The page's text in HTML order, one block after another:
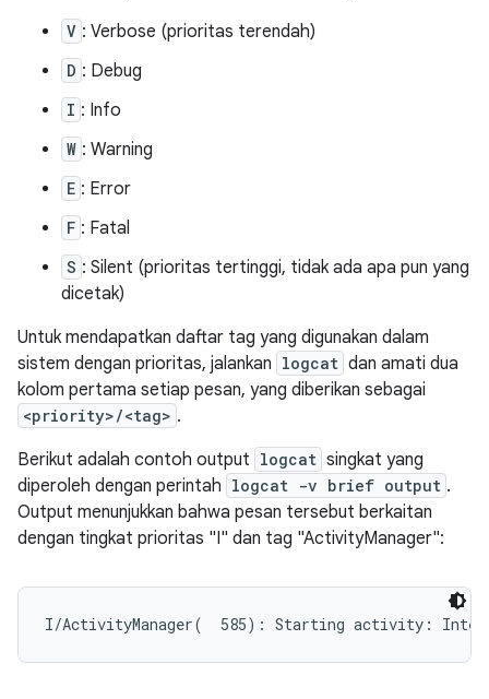
V : Verbose (prioritas terendah)
D : Debug
I : Info
W : Warning
E : Error
F : Fatal
S : Silent (prioritas tertinggi, tidak ada apa pun yang
dicetak)
Untuk mendapatkan daftar tag yang digunakan dalam
sistem dengan prioritas, jalankan logcat dan amati dua
kolom pertama setiap pesan, yang diberikan sebagai
<priority>/<tag> .
Berikut adalah contoh output logcat singkat yang
diperoleh dengan perintah logcat -v brief output .
Output menunjukkan bahwa pesan tersebut berkaitan
dengan tingkat prioritas "I" dan tag "ActivityManager":